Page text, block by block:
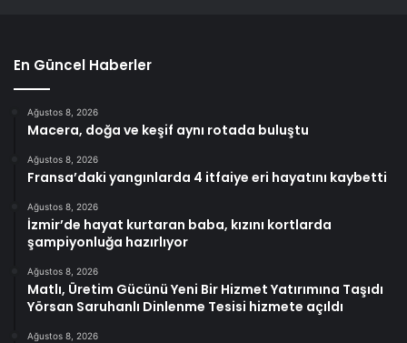
En Güncel Haberler
Ağustos 8, 2026
Macera, doğa ve keşif aynı rotada buluştu
Ağustos 8, 2026
Fransa’daki yangınlarda 4 itfaiye eri hayatını kaybetti
Ağustos 8, 2026
İzmir’de hayat kurtaran baba, kızını kortlarda
şampiyonluğa hazırlıyor
Ağustos 8, 2026
Matlı, Üretim Gücünü Yeni Bir Hizmet Yatırımına Taşıdı
Yörsan Saruhanlı Dinlenme Tesisi hizmete açıldı
Ağustos 8, 2026